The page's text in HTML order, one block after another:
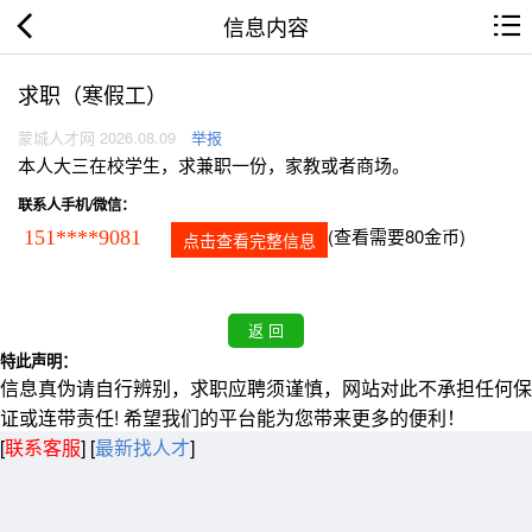
信息内容
求职（寒假工）
蒙城人才网 2026.08.09 举报
本人大三在校学生，求兼职一份，家教或者商场。
联系人手机/微信：
151****9081 点击查看完整信息 (查看需要80金币)
特此声明：
信息真伪请自行辨别，求职应聘须谨慎，网站对此不承担任何保
证或连带责任! 希望我们的平台能为您带来更多的便利！
[联系客服] [最新找人才]